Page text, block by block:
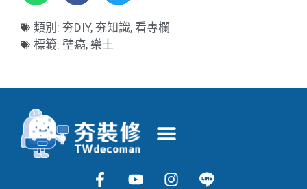
類別: 夯DIY, 夯知識, 看專欄
標籤: 壁癌, 樂土